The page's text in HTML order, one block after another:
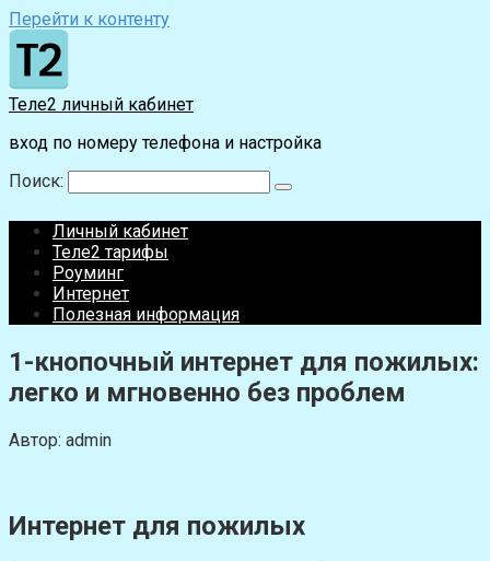
Перейти к контенту
Теле2 личный кабинет
вход по номеру телефона и настройка
Поиск:
Личный кабинет
Теле2 тарифы
Роуминг
Интернет
Полезная информация
1-кнопочный интернет для пожилых:
легко и мгновенно без проблем
Автор: admin
Интернет для пожилых